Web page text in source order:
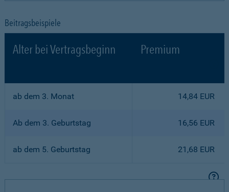
Beitragsbeispiele
Alter bei Vertragsbeginn Premium
ab dem 3. Monat 14,84 EUR
Ab dem 3. Geburtstag 16,56 EUR
ab dem 5. Geburtstag 21,68 EUR